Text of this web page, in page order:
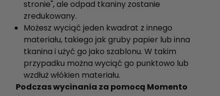
stronie", ale odpad tkaniny zostanie
zredukowany.
Możesz wyciąć jeden kwadrat z innego
materiału, takiego jak gruby papier lub inna
tkanina i użyć go jako szablonu. W takim
przypadku można wyciąć go punktowo lub
wzdłuż włókien materiału.
Podczas wycinania za pomocą Momento